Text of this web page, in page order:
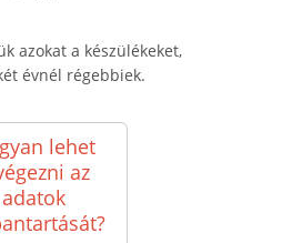
azokat a készülékeket,
évnél régebbiek.
lehet
az
adatok